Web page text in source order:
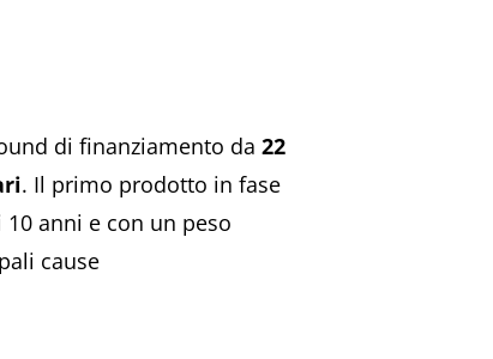
di finanziamento da 22
. Il primo prodotto in fase
anni e con un peso
cause